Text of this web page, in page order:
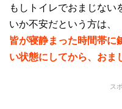
もしトイレでおまじない
いか不安だという方は、
皆が寝静まった時間帯に
い状態にしてから、おま
ス